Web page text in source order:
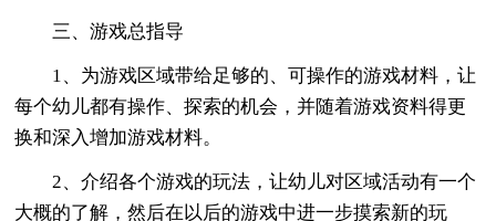
三、游戏总指导
1、为游戏区域带给足够的、可操作的游戏材料，让
每个幼儿都有操作、探索的机会，并随着游戏资料得更
换和深入增加游戏材料。
2、介绍各个游戏的玩法，让幼儿对区域活动有一个
大概的了解，然后在以后的游戏中进一步摸索新的玩